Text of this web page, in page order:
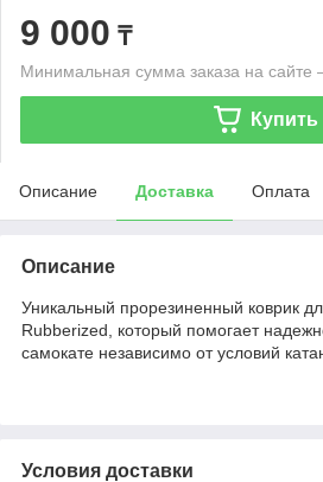
9 000 ₸
Минимальная сумма заказа на
Купить
Описание Доставка Оплата
Описание
Уникальный прорезиненный коврик
Rubberized, который помогает
самокате независимо от условий
Условия доставки